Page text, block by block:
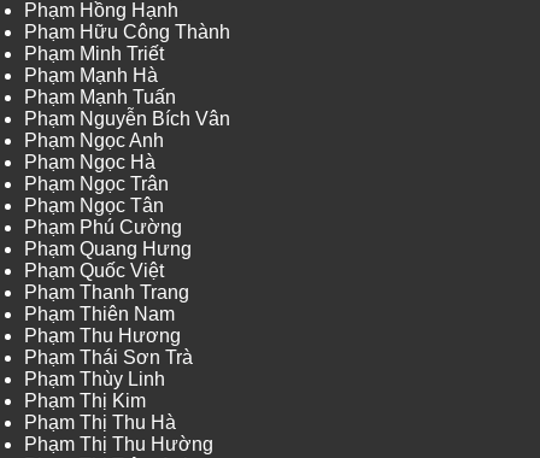
Phạm Hồng Hạnh
Phạm Hữu Công Thành
Phạm Minh Triết
Phạm Mạnh Hà
Phạm Mạnh Tuấn
Phạm Nguyễn Bích Vân
Phạm Ngọc Anh
Phạm Ngọc Hà
Phạm Ngọc Trân
Phạm Ngọc Tân
Phạm Phú Cường
Phạm Quang Hưng
Phạm Quốc Việt
Phạm Thanh Trang
Phạm Thiên Nam
Phạm Thu Hương
Phạm Thái Sơn Trà
Phạm Thùy Linh
Phạm Thị Kim
Phạm Thị Thu Hà
Phạm Thị Thu Hường